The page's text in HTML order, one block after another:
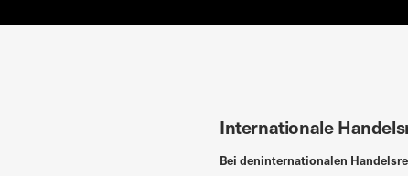
Internationale
Bei deninternationalen